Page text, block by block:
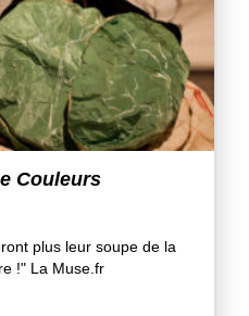
Couleurs
plus leur soupe de la
!" La Muse.fr